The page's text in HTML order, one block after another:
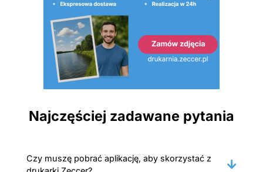
Najczęściej zadawane pytania
Czy muszę pobrać aplikację, aby skorzystać z